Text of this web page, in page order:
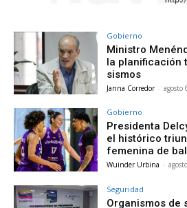
Gobierno
Ministro
la planificación
sismos
Janna Corredor - agosto
Gobierno
Presidenta
el histórico
femenina de
Wuinder Urbina -
Seguridad
Organismos de